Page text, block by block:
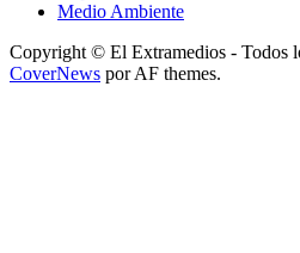
Medio Ambiente
Copyright © El Extramedios - Todos
CoverNews por AF themes.